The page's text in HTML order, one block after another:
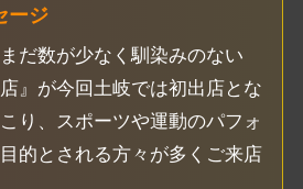
ージ
だ数が少なく馴染みのない
』が今回土岐では初出店とな
り、スポーツや運動のパフォ
的とされる方々が多くご来店